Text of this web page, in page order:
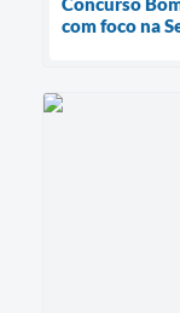
com foco na